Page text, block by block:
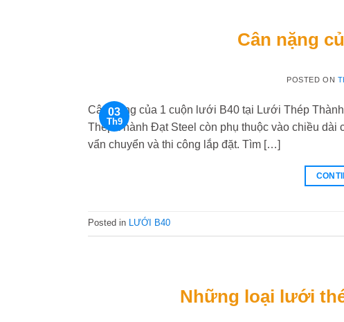
Cân nặng
POSTED ON
03
Th9
Cân nặng của 1 cuộn lưới B40 tại Lưới Thép
Thép Thành Đạt Steel còn phụ thuộc vào chiều
vẩn chuyển và thi công lắp đặt. Tìm […]
Posted in LƯỚI B40
Những loại lưới